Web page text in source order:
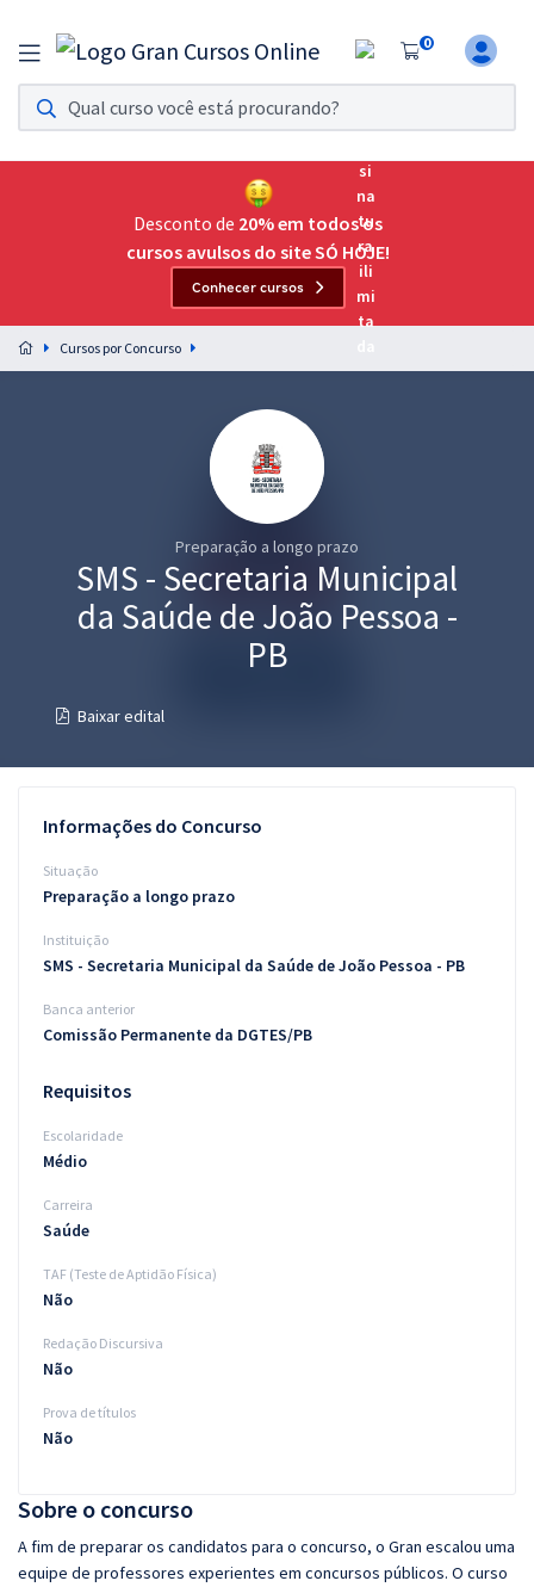
0
Assinatura Ilimitada 11
Acesso a todos os cursos. Teste grátis por 7 dias!
Assinatura OAB Até Passar
Acesso ilimitado a toda preparação para o Exame da
Preparação completa e intensiva para as principais
residências em saúde do Brasil
Graduação
Mentorias
Conteúdo gratuito
Blog
Desconto de 20% em todos os
cursos avulsos do site SÓ HOJE!
Conhecer cursos
Cursos por Concurso
Preparação a longo prazo
SMS - Secretaria Municipal
da Saúde de João Pessoa -
PB
Baixar edital
Sobre o concurso
A fim de preparar os candidatos para o concurso, o Gran escalou uma
equipe de professores experientes em concursos públicos. O curso
Informações do Concurso
Situação
Preparação a longo prazo
Instituição
SMS - Secretaria Municipal da Saúde de João Pessoa - PB
Banca anterior
Comissão Permanente da DGTES/PB
Requisitos
Escolaridade
Médio
Carreira
Saúde
TAF (Teste de Aptidão Física)
Não
Redação Discursiva
Não
Prova de títulos
Não